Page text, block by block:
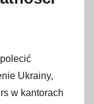
Ukrainy,
w kantorach